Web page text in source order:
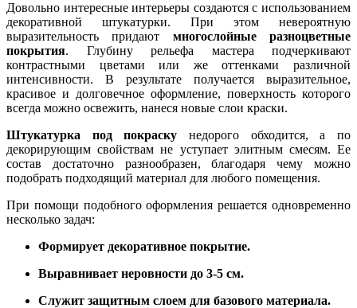
Довольно интересные интерьеры создаются с использованием
декоративной штукатурки. При этом невероятную
выразительность придают многослойные разноцветные
покрытия. Глубину рельефа мастера подчеркивают
контрастными цветами или же оттенками различной
интенсивности. В результате получается выразительное,
красивое и долговечное оформление, поверхность которого
всегда можно освежить, нанеся новые слои краски.
Штукатурка под покраску недорого обходится, а по
декорирующим свойствам не уступает элитным смесям. Ее
состав достаточно разнообразен, благодаря чему можно
подобрать подходящий материал для любого помещения.
При помощи подобного оформления решается одновременно
несколько задач:
Формирует декоративное покрытие.
Выравнивает неровности до 3-5 см.
Служит защитным слоем для базового материала.